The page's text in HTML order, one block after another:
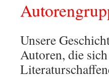
Unsere
Autoren, die